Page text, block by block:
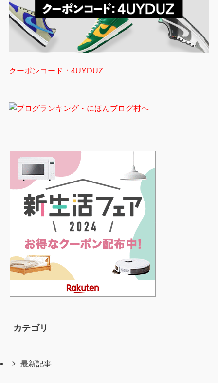
クーポンコード：4UYDUZ
カテゴリ
最新記事